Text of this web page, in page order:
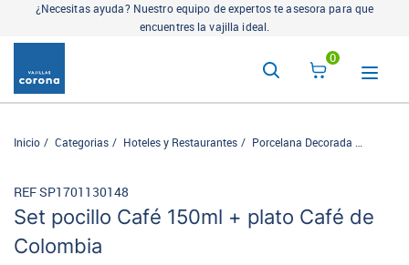
¿Necesitas ayuda? Nuestro equipo de expertos te asesora para que
encuentres la vajilla ideal.
0
Inicio Categorias Hoteles y Restaurantes Porcelana Decorada
Set pocillo Café 150ml + plato Café de
Colombia
REF SP1701130148